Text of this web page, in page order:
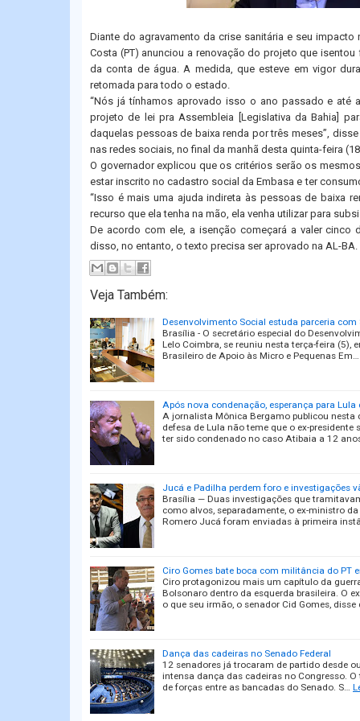
Diante do agravamento da crise sanitária e seu impacto
Costa (PT) anunciou a renovação do projeto que
da conta de água. A medida, que esteve em vigor
retomada para todo o estado.
“Nós já tínhamos aprovado isso o ano passado e até
projeto de lei pra Assembleia [Legislativa da Bahia]
daquelas pessoas de baixa renda por três meses”,
nas redes sociais, no final da manhã desta quinta-feira
Thank you for watching
O governador explicou que os critérios serão os
estar inscrito no cadastro social da Embasa e ter
“Isso é mais uma ajuda indireta às pessoas de baixa
recurso que ela tenha na mão, ela venha utilizar para
De acordo com ele, a isenção começará a valer
disso, no entanto, o texto precisa ser aprovado na AL-BA.
Veja Também:
Desenvolvimento Social estuda parceria
Brasília - O secretário especial do
Lelo Coimbra, se reuniu nesta terça-feira (5),
Brasileiro de Apoio às Micro e Pequenas Em…
Após nova condenação, esperança para
A jornalista Mônica Bergamo publicou
defesa de Lula não teme que o ex-
ter sido condenado no caso Atibaia a 12
Jucá e Padilha perdem foro e investigações
Brasília — Duas investigações que
como alvos, separadamente, o ex-ministro
Romero Jucá foram enviadas à primeira
Ciro Gomes bate boca com militância do PT
Ciro protagonizou mais um capítulo da
Bolsonaro dentro da esquerda brasileira. O
o que seu irmão, o senador Cid Gomes, disse
Dança das cadeiras no Senado Federal
12 senadores já trocaram de partido desde
intensa dança das cadeiras no Congresso.
de forças entre as bancadas do Senado. S…